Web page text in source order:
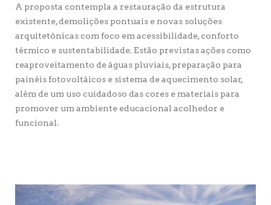
A proposta contempla a restauração da estrutura
existente, demolições pontuais e novas soluções
arquitetônicas com foco em acessibilidade, conforto
térmico e sustentabilidade. Estão previstas ações como
reaproveitamento de águas pluviais, preparação para
painéis fotovoltáicos e sistema de aquecimento solar,
além de um uso cuidadoso das cores e materiais para
promover um ambiente educacional acolhedor e
funcional.